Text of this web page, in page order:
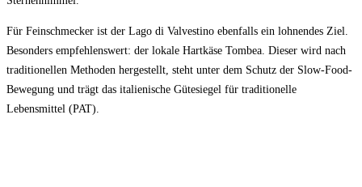
Für Feinschmecker ist der Lago di Valvestino ebenfalls ein lohnendes Ziel.
Besonders empfehlenswert: der lokale Hartkäse Tombea. Dieser wird nach
traditionellen Methoden hergestellt, steht unter dem Schutz der Slow-Food-
Bewegung und trägt das italienische Gütesiegel für traditionelle
Lebensmittel (PAT).